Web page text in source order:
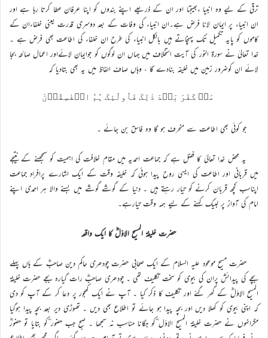
ترقی کے لیے وہ انبیا ءبھیجتا اور ان کے ذریعے اپنے بندوں کو اپنا عرفان عطا کرتا رہا ہے اور
ان انبیاء پر ایمان لانا فرض ہے۔ان انبیاء کی وفات کے بعد دوسری قدرت یعنی خلفاءان کے
کاموں کو پایہ تکمیل تک پہنچاتے ہیں بالکل انبیاء کی طرح ان خلفاء کی اطاعت بھی فرض ہے ۔
خدا تعالیٰ نے سورۃ النور کی آیت استخلاف میں جہاں ان لوگوں کو جوایمان لائےاور اعمال صالحہ بجا
لائے ان کوضرور زمین میں خلیفہ بنادے گا ، وہاں صاف الفاظ میں یہ بھی بتادیا کہ
مَنۡ کَفَرَ بَعۡدَ ذٰلِکَ فَاُولٰٓئِکَ ہُمُ الۡفٰسِقُوۡنَ
جو کوئی بھی اطاعت سے منحرف ہو گا وہ فاسق بن جائے ۔
یہ محض خدا تعالیٰ کا فضل ہے کہ جماعت احمدیہ میں مقام خلافت کی اہمیت کو سمجھنے کے نتیجے
میں قربانی اور اطاعت کی ایسی روح پیدا ہوئی کہ خلیفہ وقت کے ایک اشارے پرافراد جماعت
اپناسب کچھ قربان کرنے کو تیار رہتے ہیں ۔ دنیا کے گوشے گوشے میں بسنے والا ہر احمدی اپنے
امام کی آواز پر لبیک کہنے کے لیے ہمہ وقت تیارہے۔
حضرت خلیفۃ المسیح الاوّلؓ کا ایک واقعہ
حضرت مسیح موعود علیہ السلام کے ایک صحابی حضرت چودھری حاکم دین صاحبؓ کے ہاں پہلے
بچے کی پیدائش پران کی بیوی کو سخت تکلیف تھی ۔ چودھری صاحبؓ رات گیارہ بجے حضرت خلیفۃ
المسیح الاوّلؓ کے گھر گئے اور تکلیف کا ذکر کیا ۔ آپ نے ایک کھجور پر دعا کر کے آپ کو دی
کہ اپنی بیوی کو کھلا دیں اور بچہ پیدا ہو جائے تو اطلاع بھی دیں ۔ تھوڑی دیر بعد بچہ پیدا ہوگیا
مگرانہوں نے حضرت خلیفة المسیح الاوّل ؓکو جگانا مناسب نہ سمجھا ۔ صبح جب حضور ؓکو بتایا تو حضورؓ